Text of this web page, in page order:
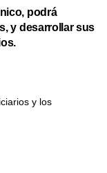
podrá
y desarrollar sus
y los